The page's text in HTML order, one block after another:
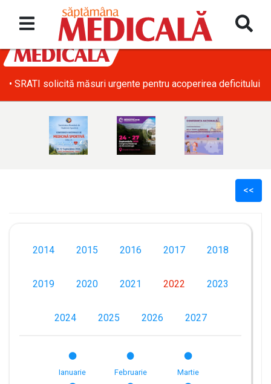
• SRATI solicită măsuri urgente pentru acoperirea deficitului
<<
2014 2015 2016 2017 2018
2019 2020 2021 2022 2023
2024 2025 2026 2027
Ianuarie Februarie Martie